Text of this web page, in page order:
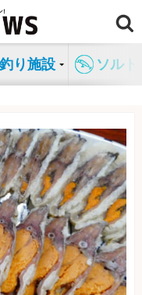
り施設 ソル